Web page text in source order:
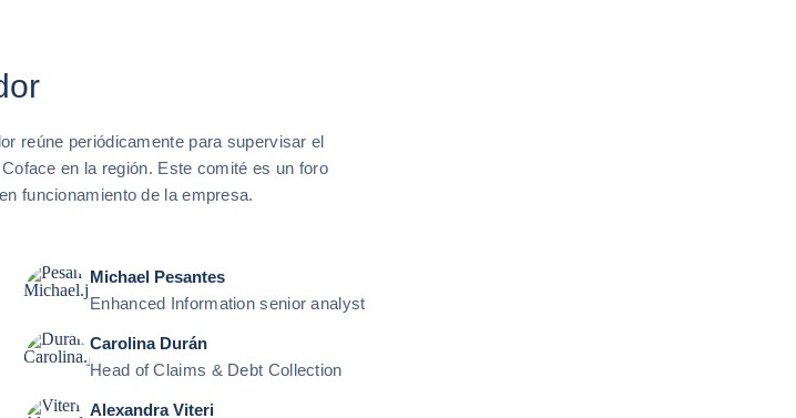
reúne periódicamente para supervisar el
en la región. Este comité es un foro
funcionamiento de la empresa.
Michael Pesantes
Enhanced Information senior analyst
Carolina Durán
Head of Claims & Debt Collection
Alexandra Viteri